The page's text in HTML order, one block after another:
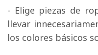
- Elige piezas de
llevar
los colores básicos